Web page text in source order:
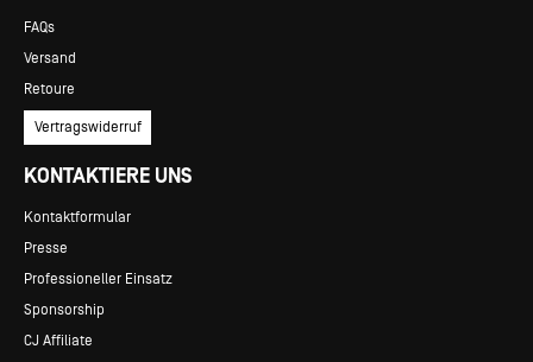
FAQs
Versand
Retoure
Vertragswiderruf
KONTAKTIERE UNS
Kontaktformular
Presse
Professioneller Einsatz
Sponsorship
CJ Affiliate